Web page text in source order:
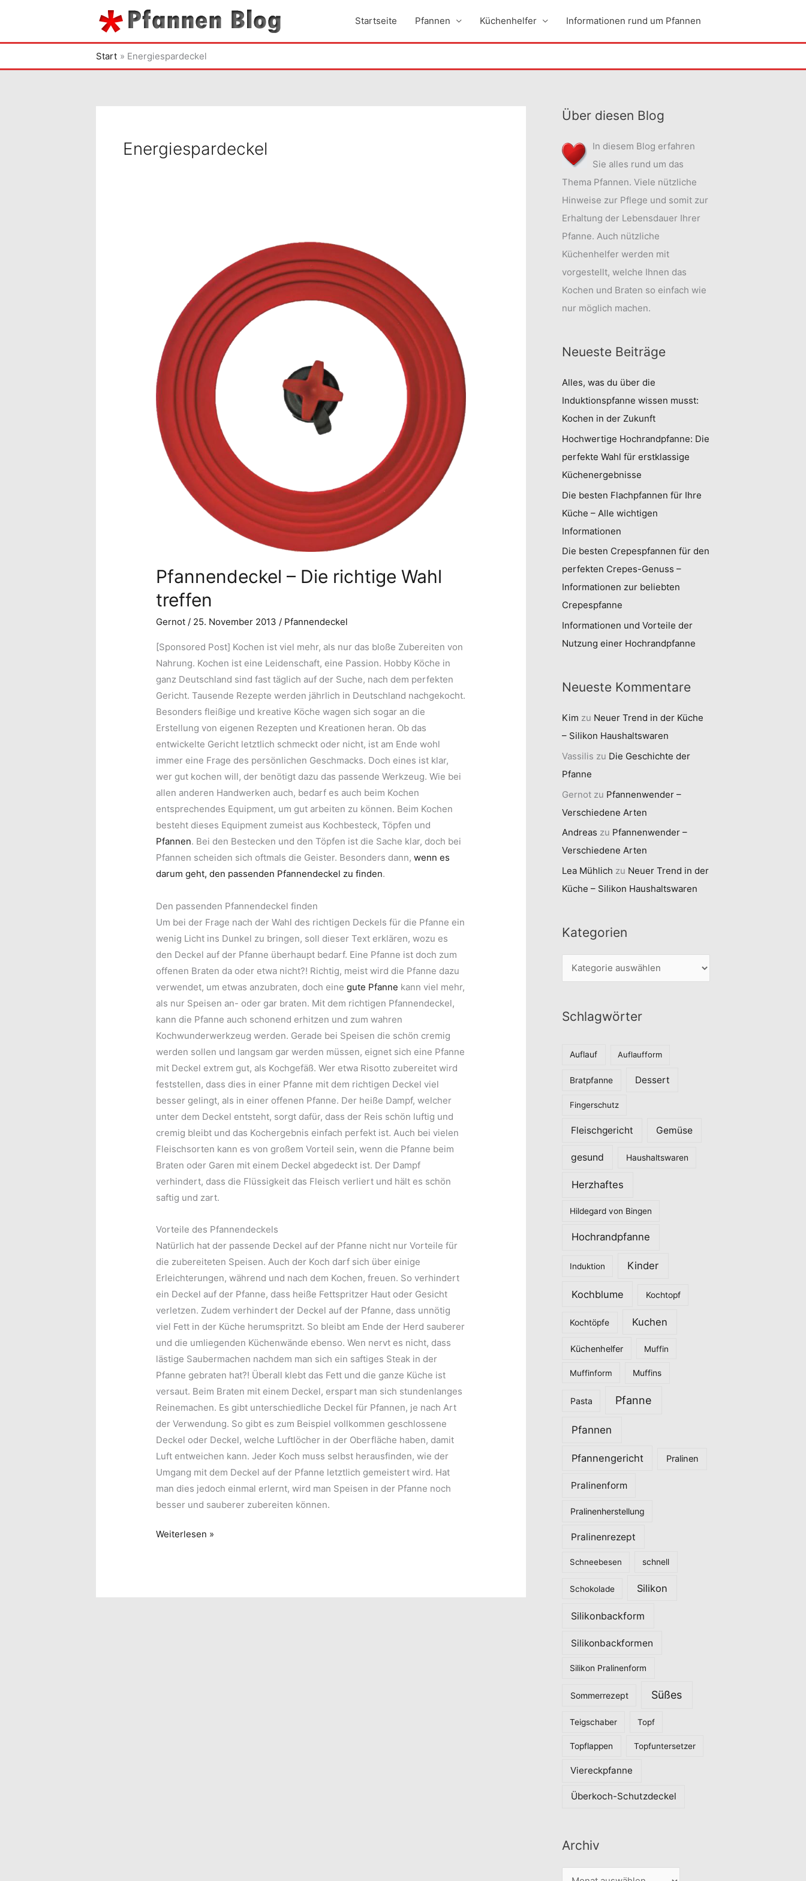
springen
Startseite Pfannen Küchenhelfer Informationen rund um Pfannen
Start Energiespardeckel
Energiespardeckel
Pfannendeckel – Die richtige Wahl
treffen
Gernot / 25. November 2013 / Pfannendeckel
[Sponsored Post] Kochen ist viel mehr, als nur das bloße Zubereiten von
Nahrung. Kochen ist eine Leidenschaft, eine Passion. Hobby Köche in
ganz Deutschland sind fast täglich auf der Suche, nach dem perfekten
Gericht. Tausende Rezepte werden jährlich in Deutschland nachgekocht.
Besonders fleißige und kreative Köche wagen sich sogar an die
Erstellung von eigenen Rezepten und Kreationen heran. Ob das
entwickelte Gericht letztlich schmeckt oder nicht, ist am Ende wohl
immer eine Frage des persönlichen Geschmacks. Doch eines ist klar,
wer gut kochen will, der benötigt dazu das passende Werkzeug. Wie bei
allen anderen Handwerken auch, bedarf es auch beim Kochen
entsprechendes Equipment, um gut arbeiten zu können. Beim Kochen
besteht dieses Equipment zumeist aus Kochbesteck, Töpfen und
Pfannen. Bei den Bestecken und den Töpfen ist die Sache klar, doch bei
Pfannen scheiden sich oftmals die Geister. Besonders dann,wenn es
darum geht, den passenden Pfannendeckel zu finden.
Den passenden Pfannendeckel finden
Um bei der Frage nach der Wahl des richtigen Deckels für die Pfanne ein
wenig Licht ins Dunkel zu bringen, soll dieser Text erklären, wozu es
den Deckel auf der Pfanne überhaupt bedarf. Eine Pfanne ist doch zum
offenen Braten da oder etwa nicht?! Richtig, meist wird die Pfanne dazu
verwendet, um etwas anzubraten, doch einegute Pfanne kann viel mehr,
als nur Speisen an- oder gar braten. Mit dem richtigen Pfannendeckel,
kann die Pfanne auch schonend erhitzen und zum wahren
Kochwunderwerkzeug werden. Gerade bei Speisen die schön cremig
werden sollen und langsam gar werden müssen, eignet sich eine Pfanne
mit Deckel extrem gut, als Kochgefäß. Wer etwa Risotto zubereitet wird
feststellen, dass dies in einer Pfanne mit dem richtigen Deckel viel
besser gelingt, als in einer offenen Pfanne. Der heiße Dampf, welcher
unter dem Deckel entsteht, sorgt dafür, dass der Reis schön luftig und
cremig bleibt und das Kochergebnis einfach perfekt ist. Auch bei vielen
Fleischsorten kann es von großem Vorteil sein, wenn die Pfanne beim
Braten oder Garen mit einem Deckel abgedeckt ist. Der Dampf
verhindert, dass die Flüssigkeit das Fleisch verliert und hält es schön
saftig und zart.
Vorteile des Pfannendeckels
Natürlich hat der passende Deckel auf der Pfanne nicht nur Vorteile für
die zubereiteten Speisen. Auch der Koch darf sich über einige
Erleichterungen, während und nach dem Kochen, freuen. So verhindert
ein Deckel auf der Pfanne, dass heiße Fettspritzer Haut oder Gesicht
verletzen. Zudem verhindert der Deckel auf der Pfanne, dass unnötig
viel Fett in der Küche herumspritzt. So bleibt am Ende der Herd sauberer
und die umliegenden Küchenwände ebenso. Wen nervt es nicht, dass
lästige Saubermachen nachdem man sich ein saftiges Steak in der
Pfanne gebraten hat?! Überall klebt das Fett und die ganze Küche ist
versaut. Beim Braten mit einem Deckel, erspart man sich stundenlanges
Reinemachen. Es gibt unterschiedliche Deckel für Pfannen, je nach Art
der Verwendung. So gibt es zum Beispiel vollkommen geschlossene
Deckel oder Deckel, welche Luftlöcher in der Oberfläche haben, damit
Luft entweichen kann. Jeder Koch muss selbst herausfinden, wie der
Umgang mit dem Deckel auf der Pfanne letztlich gemeistert wird. Hat
man dies jedoch einmal erlernt, wird man Speisen in der Pfanne noch
besser und sauberer zubereiten können.
Pfannendeckel
Weiterlesen »
Über diesen Blog
In diesem Blog erfahren
Sie alles rund um das
Thema Pfannen. Viele nützliche
Hinweise zur Pflege und somit zur
Erhaltung der Lebensdauer Ihrer
Pfanne. Auch nützliche
Küchenhelfer werden mit
vorgestellt, welche Ihnen das
Kochen und Braten so einfach wie
nur möglich machen.
Neueste Beiträge
Alles, was du über die
Induktionspfanne wissen musst:
Kochen in der Zukunft
Hochwertige Hochrandpfanne: Die
perfekte Wahl für erstklassige
Küchenergebnisse
Die besten Flachpfannen für Ihre
Küche – Alle wichtigen
Informationen
Die besten Crepespfannen für den
perfekten Crepes-Genuss –
Informationen zur beliebten
Crepespfanne
Informationen und Vorteile der
Nutzung einer Hochrandpfanne
Neueste Kommentare
Kim zu Neuer Trend in der Küche
– Silikon Haushaltswaren
Vassilis zu Die Geschichte der
Pfanne
Gernotzu Pfannenwender –
Verschiedene Arten
Andreas zu Pfannenwender –
Verschiedene Arten
Lea Mühlich zu Neuer Trend in der
Küche – Silikon Haushaltswaren
Kategorien
a
e
Schlagwörter
Auflauf Auflaufform
Bratpfanne Dessert
Fingerschutz
Fleischgericht Gemüse
gesund Haushaltswaren
Herzhaftes
Hildegard von Bingen
Hochrandpfanne
Induktion Kinder
Kochblume Kochtopf
Kochtöpfe Kuchen
Küchenhelfer Muffin
Muffinform Muffins
Pasta Pfanne
Pfannen
Pfannengericht Pralinen
Pralinenform
Pralinenherstellung
Pralinenrezept
Schneebesen schnell
Schokolade Silikon
Silikonbackform
Silikonbackformen
Silikon Pralinenform
Sommerrezept Süßes
Teigschaber Topf
Topflappen Topfuntersetzer
Viereckpfanne
Überkoch-Schutzdeckel
Archiv